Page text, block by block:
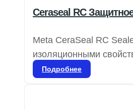
Ceraseal RC
Meta CeraSeal RC
изоляционными
бактерий в дентинные
Подробнее